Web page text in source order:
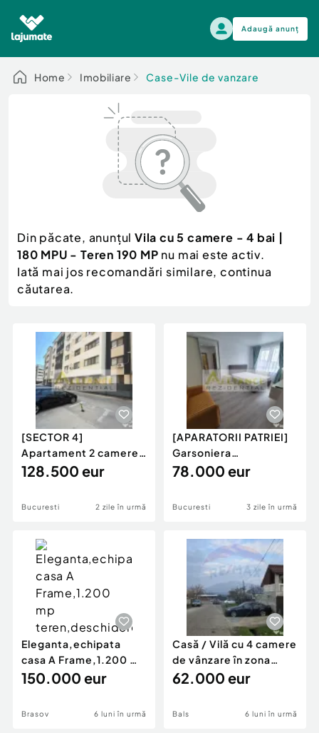
Adaugă anunț
Alege categoria
Auto, moto si ambarcatiuni
Electronice si electrocasnice
Mama si copilul
Moda si frumusete
Sport, timp liber, arta
Servicii
Animale de companie
Afaceri și echipamente profesionale
Inchiriere Bunuri si Vehicule
Auto, moto si ambarcatiuni
Scutere - ATV - UTV
Autoutilitare
Ambarcatiuni
Camioane - Rulote - Remorci
Utilaje agricole si industriale
Piese auto si accesorii
Dacia Duster
Home Imobiliare Case-Vile de vanzare
Din păcate, anunțul Vila cu 5 camere - 4 bai |
180 MPU - Teren 190 MP nu mai este activ.
Iată mai jos recomandări similare, continua
căutarea.
[SECTOR 4]
Apartament 2 camere
- Mobilat Utilat -
128.500 eur
Bucuresti 2 zile în urmă
[APARATORII PATRIEI]
Garsoniera
Decomandata |
78.000 eur
Bucuresti 3 zile în urmă
Eleganta,echipata
casa A Frame,1.200 mp
teren,deschidere Pia
150.000 eur
Brasov 6 luni în urmă
Casă / Vilă cu 4 camere
de vânzare în zona
Periferie
62.000 eur
Bals 6 luni în urmă